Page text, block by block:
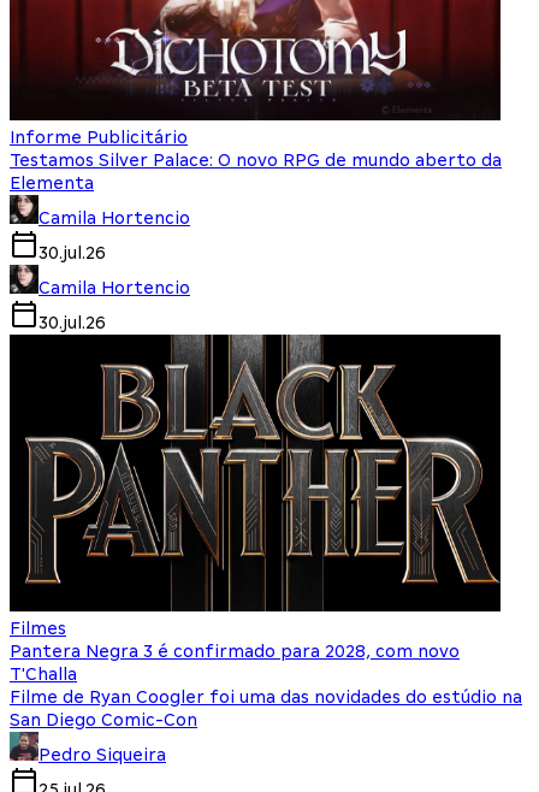
Informe Publicitário
Testamos Silver Palace: O novo RPG de mundo aberto da
Elementa
Camila Hortencio
30.jul.26
Camila Hortencio
30.jul.26
Filmes
Pantera Negra 3 é confirmado para 2028, com novo
T'Challa
Filme de Ryan Coogler foi uma das novidades do estúdio na
San Diego Comic-Con
Pedro Siqueira